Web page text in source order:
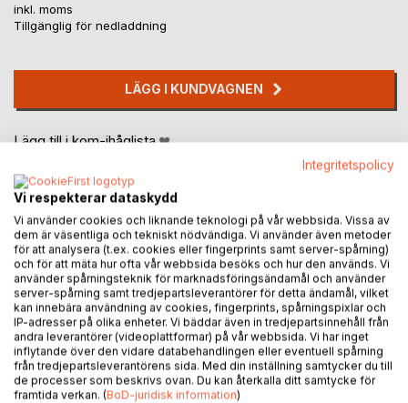
inkl. moms
Tillgänglig för nedladdning
LÄGG I KUNDVAGNEN
Lägg till i kom-ihåglista
BESKRIVNING
Digitaliseringen har djupgående effekter på samhället, och
inte minst på konkurrensen. I Konjunkturrådets rapport 2021
beskriver och analyserar fyra forskare de ekonomiska
Integritetspolicy
Vi respekterar dataskydd
Vi använder cookies och liknande teknologi på vår webbsida. Vissa av
dem är väsentliga och tekniskt nödvändiga. Vi använder även metoder
för att analysera (t.ex. cookies eller fingerprints samt server-spårning)
och för att mäta hur ofta vår webbsida besöks och hur den används. Vi
använder spårningsteknik för marknadsföringsändamål och använder
server-spårning samt tredjepartsleverantörer för detta ändamål, vilket
kan innebära användning av cookies, fingerprints, spårningspixlar och
IP-adresser på olika enheter. Vi bäddar även in tredjepartsinnehåll från
andra leverantörer (videoplattformar) på vår webbsida. Vi har inget
inflytande över den vidare databehandlingen eller eventuell spårning
från tredjepartsleverantörens sida. Med din inställning samtycker du till
de processer som beskrivs ovan. Du kan återkalla ditt samtycke för
framtida verkan. (BoD-juridisk information)